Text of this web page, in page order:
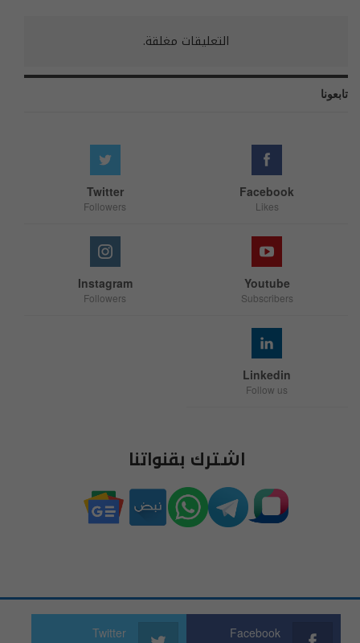
التعليقات مغلقة.
تابعونا
Facebook
Likes
Twitter
Followers
Youtube
Subscribers
Instagram
Followers
Linkedin
Follow us
اشترك بقنواتنا
Facebook
Twitter